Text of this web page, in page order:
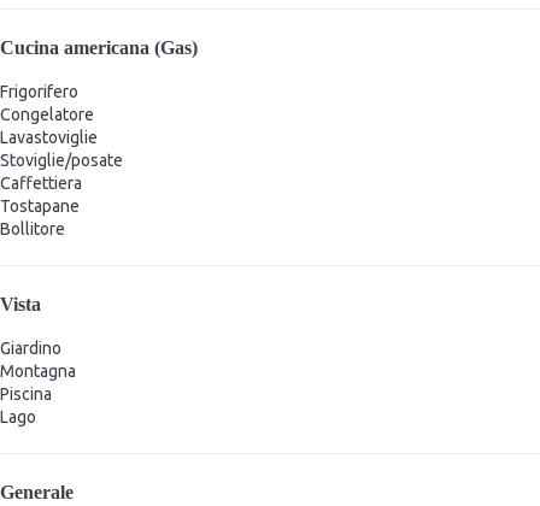
Cucina americana (Gas)
Frigorifero
Congelatore
Lavastoviglie
Stoviglie/posate
Caffettiera
Tostapane
Bollitore
Vista
Giardino
Montagna
Piscina
Lago
Generale